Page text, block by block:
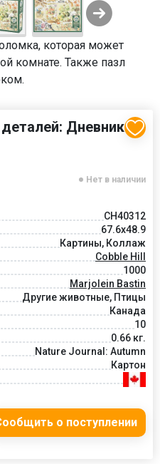
которая может
комнате. Также пазл
Дневник
Нет в наличии
CH40312
67.6x48.9
Картины, Коллаж
Cobble Hill
1000
Marjolein Bastin
Другие животные, Птицы
Канада
10
0.66 кг.
Nature Journal: Autumn
Картон
о поступлении